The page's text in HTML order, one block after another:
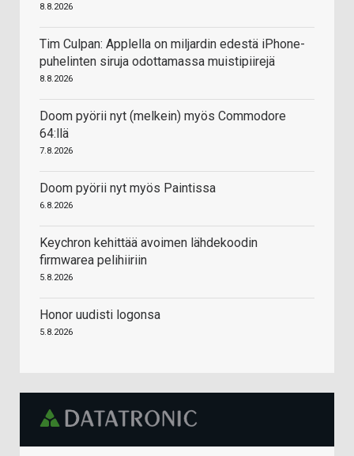
8.8.2026
Tim Culpan: Applella on miljardin edestä iPhone-
puhelinten siruja odottamassa muistipiirejä
8.8.2026
Doom pyörii nyt (melkein) myös Commodore
64:llä
7.8.2026
Doom pyörii nyt myös Paintissa
6.8.2026
Keychron kehittää avoimen lähdekoodin
firmwarea pelihiiriin
5.8.2026
Honor uudisti logonsa
5.8.2026